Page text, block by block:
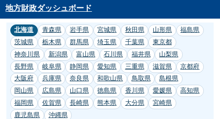
地方財政ダッシュボード
北海道 青森県 岩手県 宮城県 秋田県 山形県
福島県
茨城県
栃木県 群馬県 埼玉県 千葉県
東京都
神奈川県
新潟県 富山県 石川県 福井県
山梨県
長野県
岐阜県 静岡県 愛知県 三重県 滋賀県
京都府
大阪府
兵庫県 奈良県 和歌山県 鳥取県
島根県
岡山県
広島県 山口県 徳島県 香川県 愛媛県
高知県
福岡県
佐賀県 長崎県 熊本県 大分県
宮崎県
鹿児島県
沖縄県